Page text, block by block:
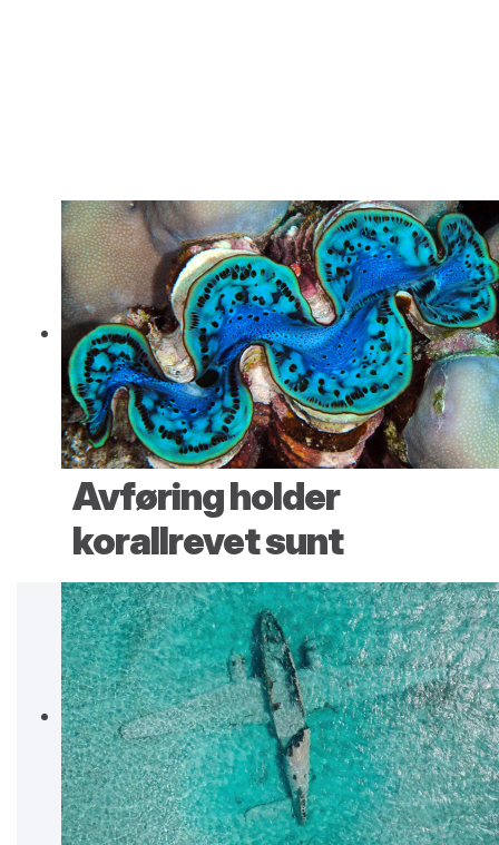
Avføring holder
korallrevet sunt